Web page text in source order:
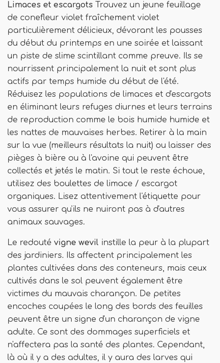
Limaces et escargots Trouvez un jeune feuillage
de conefleur violet fraîchement violet
particulièrement délicieux, dévorant les pousses
du début du printemps en une soirée et laissant
un piste de slime scintillant comme preuve. Ils se
nourrissent principalement la nuit et sont plus
actifs par temps humide du début de l'été.
Réduisez les populations de limaces et d'escargots
en éliminant leurs refuges diurnes et leurs terrains
de reproduction comme le bois humide humide et
les nattes de mauvaises herbes. Retirer à la main
sur la vue (meilleurs résultats la nuit) ou laisser des
pièges à bière ou à l'avoine qui peuvent être
collectés et jetés le matin. Si tout le reste échoue,
utilisez des boulettes de limace / escargot
organiques. Lisez attentivement l'étiquette pour
vous assurer qu'ils ne nuiront pas à d'autres
animaux sauvages.
Le redouté vigne wevil instille la peur à la plupart
des jardiniers. Ils affectent principalement les
plantes cultivées dans des conteneurs, mais ceux
cultivés dans le sol peuvent également être
victimes du mauvais charançon. De petites
encoches coupées le long des bords des feuilles
peuvent être un signe d'un charançon de vigne
adulte. Ce sont des dommages superficiels et
n'affectera pas la santé des plantes. Cependant,
là où il y a des adultes, il y aura des larves qui